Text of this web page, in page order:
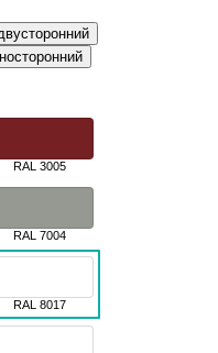
RAL 3005
RAL 7004
RAL 8017